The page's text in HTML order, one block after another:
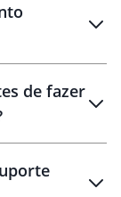
48 horas
de fazer